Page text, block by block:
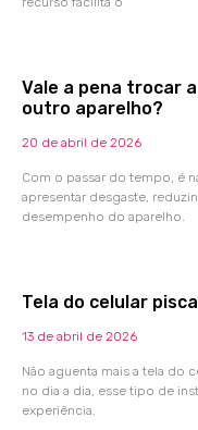
Vale a pena trocar
outro aparelho?
20 de abril de 2026
Com o passar do tempo, é
apresentar desgaste,
desempenho do aparelho.
Tela do celular
13 de abril de 2026
Não aguenta mais a tela do
no dia a dia, esse tipo de
experiência.